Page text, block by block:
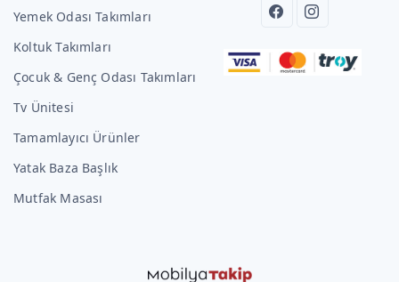
Yemek Odası Takımları
Koltuk Takımları
Çocuk & Genç Odası Takımları
Tv Ünitesi
Tamamlayıcı Ürünler
Yatak Baza Başlık
Mutfak Masası